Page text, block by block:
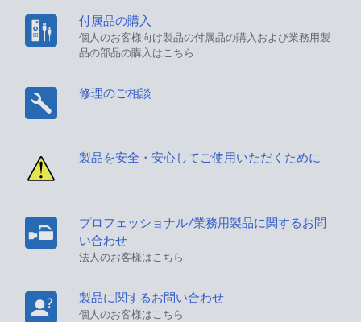
付属品の購入
個人のお客様向け製品の付属品の購入および業務用製
品の部品の購入はこちら
修理のご相談
製品を安全・安心してご使用いただくために
プロフェッショナル/業務用製品に関するお問
い合わせ
法人のお客様はこちら
製品に関するお問い合わせ
個人のお客様はこちら